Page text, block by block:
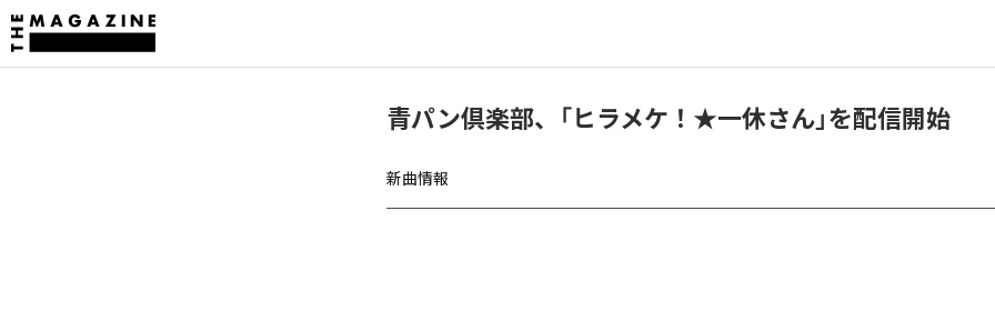
青パン倶楽部、「ヒラメケ！★一休さん」を配信開始
新曲情報